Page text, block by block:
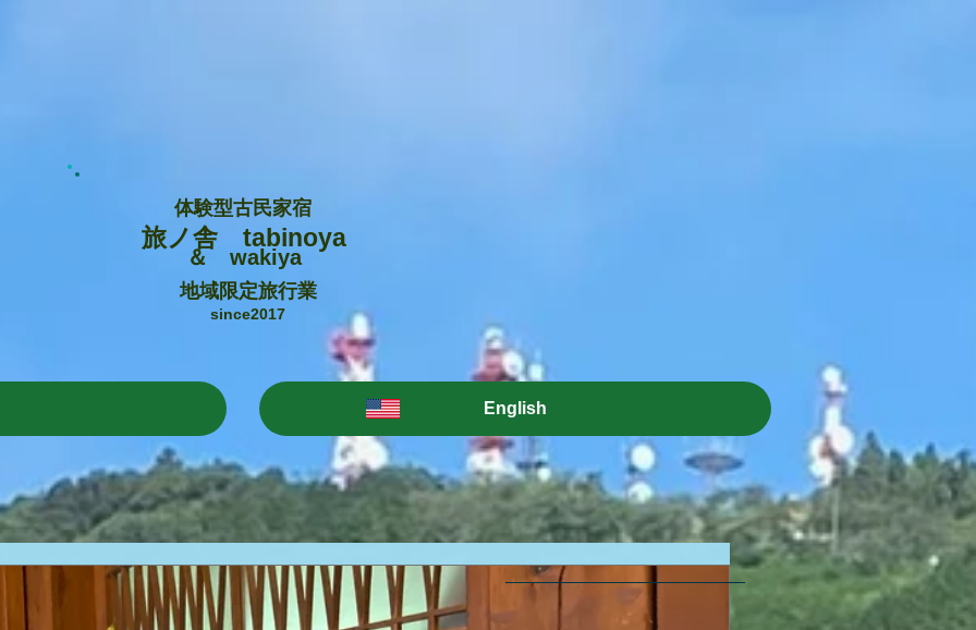
体験型古民家宿
旅ノ舎 tabinoya
＆ wakiya
地域限定旅行業
since2017
English